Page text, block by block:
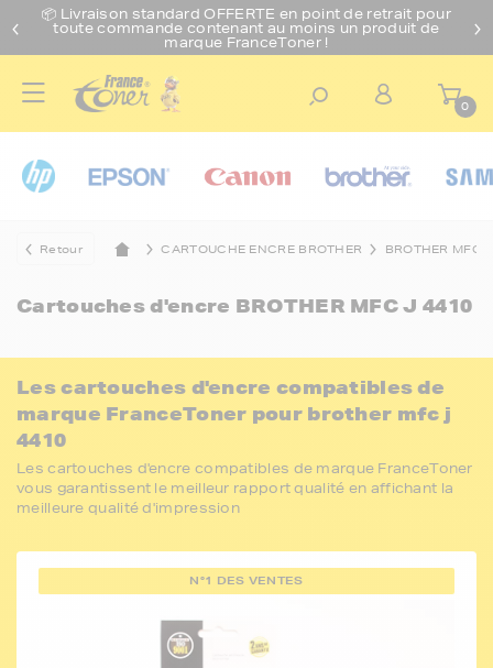
📦 Livraison standard OFFERTE en point de retrait pour
toute commande contenant au moins un produit de
marque FranceToner !
0
Retour CARTOUCHE ENCRE BROTHER BROTHER MFC
Cartouches d'encre BROTHER MFC J 4410
Les cartouches d'encre compatibles de
marque FranceToner pour brother mfc j
4410
Les cartouches d'encre compatibles de marque FranceToner
vous garantissent le meilleur rapport qualité en affichant la
meilleure qualité d'impression
N°1 DES VENTES